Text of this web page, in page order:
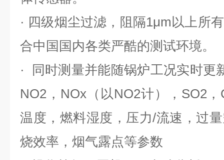
· 四级烟尘过滤，阻隔1μm以上所
合中国国内各类严酷的测试环境。
· 同时测量并能随锅炉工况实时更
NO2，NOx（以NO2计），SO2
温度，燃料湿度，压力/流速，过
烧效率，烟气露点等参数